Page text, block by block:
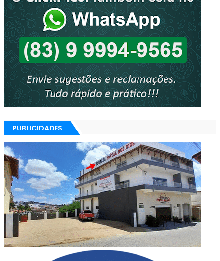
PUBLICIDADES